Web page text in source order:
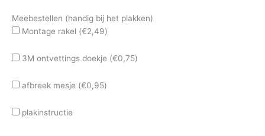
Meebestellen (handig bij het plakken)
Montage rakel (€2,49)
3M ontvettings doekje (€0,75)
afbreek mesje (€0,95)
plakinstructie